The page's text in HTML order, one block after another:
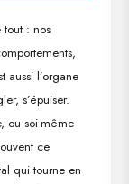
tout : nos
aussi l’organe
s’épuiser.
ou soi-même
ce
qui tourne en